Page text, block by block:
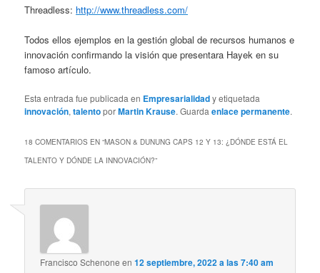
Threadless: http://www.threadless.com/
Todos ellos ejemplos en la gestión global de recursos humanos e
innovación confirmando la visión que presentara Hayek en su
famoso artículo.
Esta entrada fue publicada en Empresarialidady etiquetada
innovación,talentoporMartin Krause. Guardaenlace permanente.
18 COMENTARIOS EN “MASON & DUNUNG CAPS 12 Y 13: ¿DÓNDE ESTÁ EL
TALENTO Y DÓNDE LA INNOVACIÓN?”
Francisco Schenone en12 septiembre, 2022 a las 7:40 am